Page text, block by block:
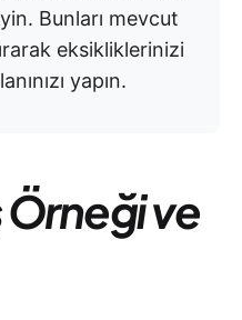
Bunları mevcut
eksikliklerinizi
yapın.
ve